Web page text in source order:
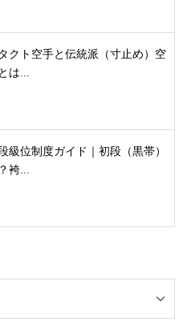
クト空手と伝統派（寸止め）空
は...
級位制度ガイド｜初段（黒帯）
袴...